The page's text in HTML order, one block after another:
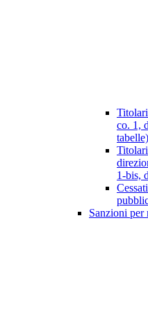
co. 1,
tabelle)
1-bis,
Sanzioni per